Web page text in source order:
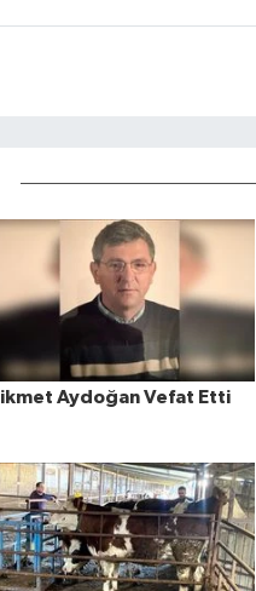
Aydoğan Vefat Etti